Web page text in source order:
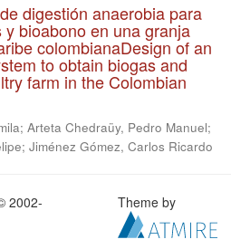
digestión anaerobia para
bioabono en una granja
colombianaDesign of an
to obtain biogas and
farm in the Colombian
; Arteta Chedraüy, Pedro Manuel;
; Jiménez Gómez, Carlos Ricardo
2002-
Theme by